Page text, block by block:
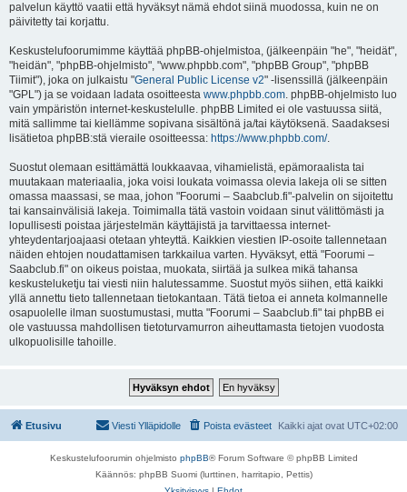
palvelun käyttö vaatii että hyväksyt nämä ehdot siinä muodossa, kuin ne on
päivitetty tai korjattu.
Keskustelufoorumimme käyttää phpBB-ohjelmistoa, (jälkeenpäin "he", "heidät",
"heidän", "phpBB-ohjelmisto", "www.phpbb.com", "phpBB Group", "phpBB
Tiimit"), joka on julkaistu "General Public License v2" -lisenssillä (jälkeenpäin
"GPL") ja se voidaan ladata osoitteesta www.phpbb.com. phpBB-ohjelmisto luo
vain ympäristön internet-keskustelulle. phpBB Limited ei ole vastuussa siitä,
mitä sallimme tai kiellämme sopivana sisältönä ja/tai käytöksenä. Saadaksesi
lisätietoa phpBB:stä vieraile osoitteessa: https://www.phpbb.com/.
Suostut olemaan esittämättä loukkaavaa, vihamielistä, epämoraalista tai
muutakaan materiaalia, joka voisi loukata voimassa olevia lakeja oli se sitten
omassa maassasi, se maa, johon "Foorumi – Saabclub.fi"-palvelin on sijoitettu
tai kansainvälisiä lakeja. Toimimalla tätä vastoin voidaan sinut välittömästi ja
lopullisesti poistaa järjestelmän käyttäjistä ja tarvittaessa internet-
yhteydentarjoajaasi otetaan yhteyttä. Kaikkien viestien IP-osoite tallennetaan
näiden ehtojen noudattamisen tarkkailua varten. Hyväksyt, että "Foorumi –
Saabclub.fi" on oikeus poistaa, muokata, siirtää ja sulkea mikä tahansa
keskusteluketju tai viesti niin halutessamme. Suostut myös siihen, että kaikki
yllä annettu tieto tallennetaan tietokantaan. Tätä tietoa ei anneta kolmannelle
osapuolelle ilman suostumustasi, mutta "Foorumi – Saabclub.fi" tai phpBB ei
ole vastuussa mahdollisen tietoturvamurron aiheuttamasta tietojen vuodosta
ulkopuolisille tahoille.
Etusivu Kaikki ajat ovat UTC+02:00
Poista evästeet
Viesti Ylläpidolle
Keskustelufoorumin ohjelmisto phpBB® Forum Software © phpBB Limited
Käännös: phpBB Suomi (lurttinen, harritapio, Pettis)